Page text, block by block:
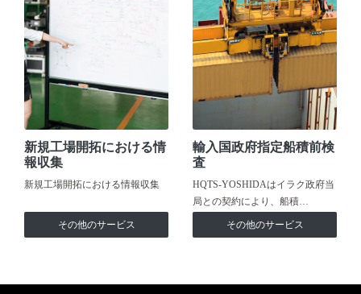
新規工場開拓における情
報収集
新規工場開拓における情報収集
その他のサービス
輸入国政府指定船積前検
査
HQTS-YOSHIDAはイラク政府当
局との契約により、船積…
その他のサービス